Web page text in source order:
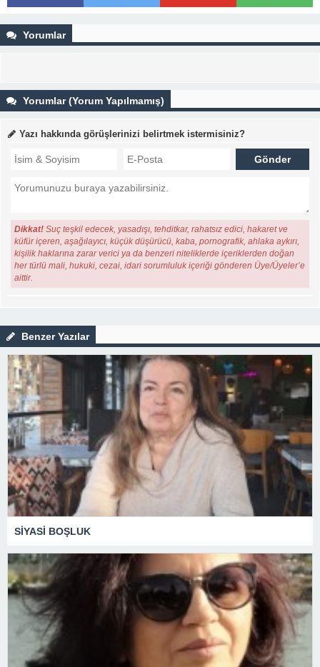
Yorumlar
Yorumlar (Yorum Yapılmamış)
Yazı hakkında görüşlerinizi belirtmek istermisiniz?
Dikkat! Suç teşkil edecek, yasadışı, tehditkar, rahatsız edici, hakaret ve
küfür içeren, aşağılayıcı, küçük düşürücü, kaba, pornografik, ahlaka aykırı,
kişilik haklarına zarar verici ya da benzeri niteliklerde içeriklerden doğan
her türlü mali, hukuki, cezai, idari sorumluluk içeriği gönderen Üye/Üyeler’e
aittir.
Benzer Yazılar
SİYASİ BOŞLUK